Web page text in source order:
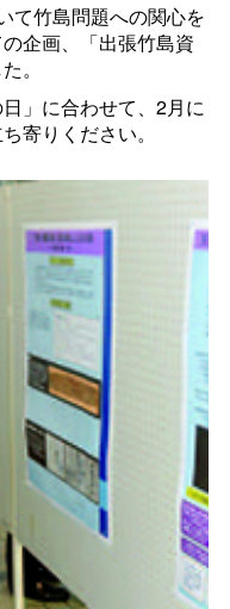
て竹島問題への関心を
企画、「出張竹島資
。
」に合わせて、2月に
寄りください。